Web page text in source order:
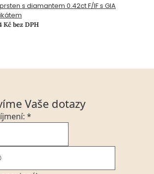
s diamantem 0.42ct F/IF s GIA
Kč bez DPH
Vaše dotazy
*